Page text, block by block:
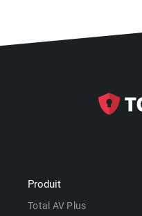
Produit
Total AV Plus